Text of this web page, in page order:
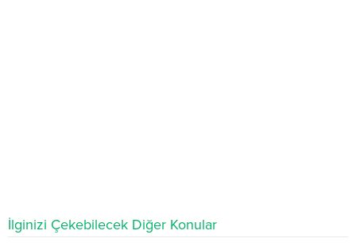
İlginizi Çekebilecek Diğer Konular